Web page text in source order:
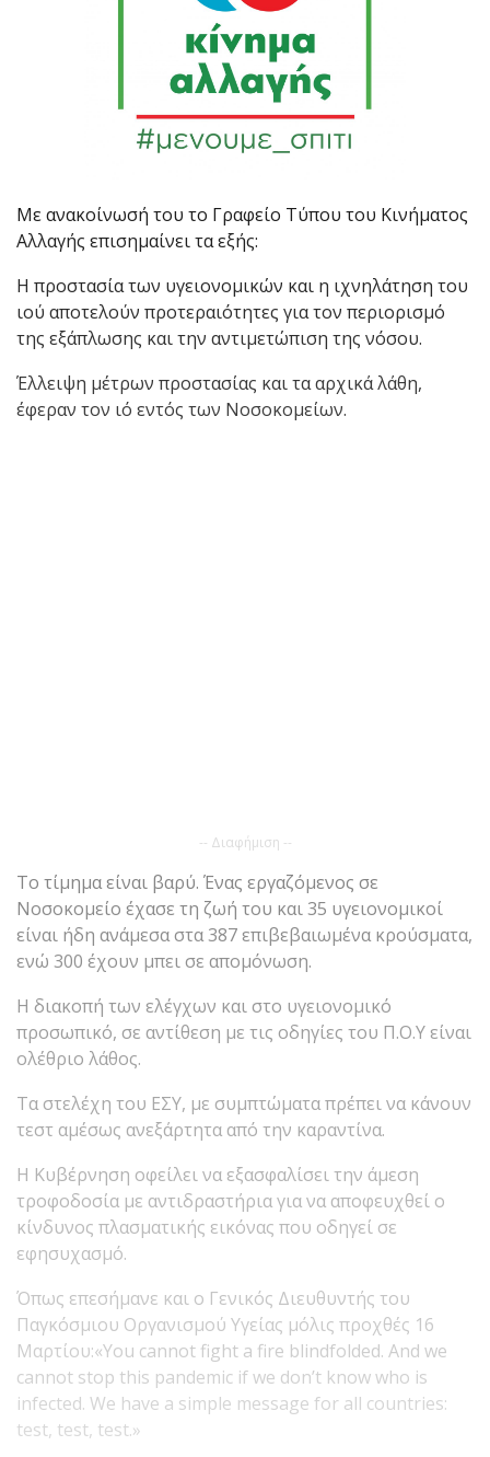
Με ανακοίνωσή του το Γραφείο Τύπου του Κινήματος
Αλλαγής επισημαίνει τα εξής:
Η προστασία των υγειονομικών και η ιχνηλάτηση του
ιού αποτελούν προτεραιότητες για τον περιορισμό
της εξάπλωσης και την αντιμετώπιση της νόσου.
Έλλειψη μέτρων προστασίας και τα αρχικά λάθη,
έφεραν τον ιό εντός των Νοσοκομείων.
-- Διαφήμιση --
Το τίμημα είναι βαρύ. Ένας εργαζόμενος σε
Νοσοκομείο έχασε τη ζωή του και 35 υγειονομικοί
είναι ήδη ανάμεσα στα 387 επιβεβαιωμένα κρούσματα,
ενώ 300 έχουν μπει σε απομόνωση.
Η διακοπή των ελέγχων και στο υγειονομικό
προσωπικό, σε αντίθεση με τις οδηγίες του Π.Ο.Υ είναι
ολέθριο λάθος.
Τα στελέχη του ΕΣΥ, με συμπτώματα πρέπει να κάνουν
τεστ αμέσως ανεξάρτητα από την καραντίνα.
Η Κυβέρνηση οφείλει να εξασφαλίσει την άμεση
τροφοδοσία με αντιδραστήρια για να αποφευχθεί ο
κίνδυνος πλασματικής εικόνας που οδηγεί σε
εφησυχασμό.
Όπως επεσήμανε και ο Γενικός Διευθυντής του
Παγκόσμιου Οργανισμού Υγείας μόλις προχθές 16
Μαρτίου:«You cannot fight a fire blindfolded. And we
cannot stop this pandemic if we don’t know who is
infected. We have a simple message for all countries:
test, test, test.»